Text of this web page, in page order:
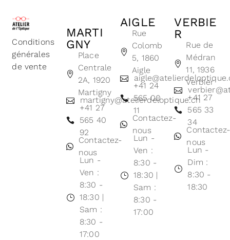
Conditions
générales
de vente
MARTI
GNY
Place
Centrale
2A, 1920
Martigny
martigny@atelierdeloptique.ch
+41 27
565 40
92
Contactez-
nous
Lun -
Ven :
8:30 -
18:30 |
Sam :
8:30 -
17:00
AIGLE
Rue
Colomb
5, 1860
Aigle
+41 24
565 00
11
Contactez-
nous
Lun -
Ven :
8:30 -
18:30 |
Sam :
8:30 -
17:00
VERBIE
R
Rue de
Médran
11, 1936
Verbier
+41 27
565 33
34
Contactez-
nous
Lun -
Dim :
8:30 -
18:30